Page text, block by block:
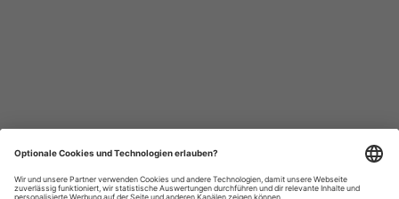
Datenschutzhinweise